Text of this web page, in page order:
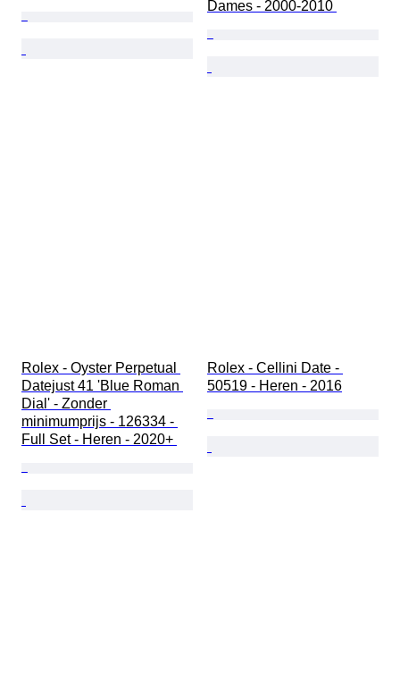
Dames - 2000-2010
Rolex - Oyster Perpetual
Datejust 41 'Blue Roman
Dial' - Zonder
minimumprijs - 126334 -
Full Set - Heren - 2020+
Rolex - Cellini Date -
50519 - Heren - 2016